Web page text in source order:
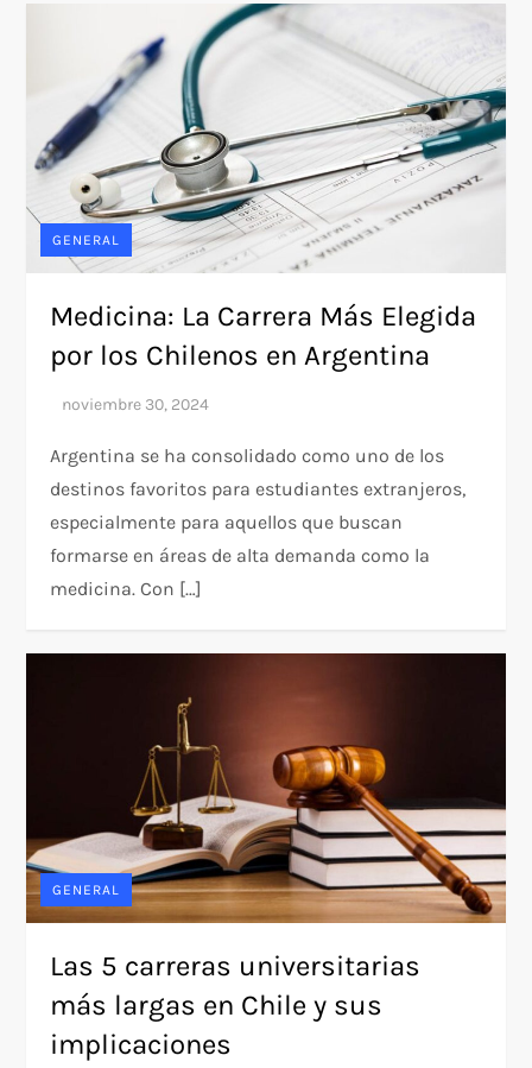
GENERAL
Medicina: La Carrera Más Elegida
por los Chilenos en Argentina
Argentina se ha consolidado como uno de los
destinos favoritos para estudiantes extranjeros,
especialmente para aquellos que buscan
formarse en áreas de alta demanda como la
medicina. Con […]
GENERAL
Las 5 carreras universitarias
más largas en Chile y sus
implicaciones